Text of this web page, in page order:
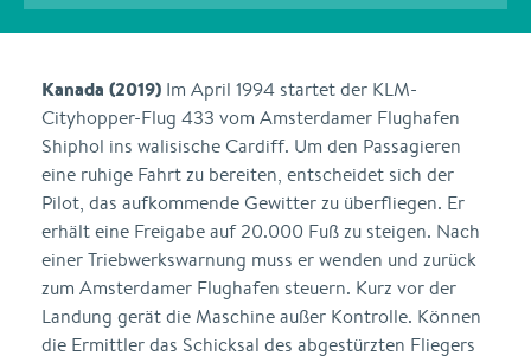
Kanada (2019) Im April 1994 startet der KLM-
Cityhopper-Flug 433 vom Amsterdamer Flughafen
Shiphol ins walisische Cardiff. Um den Passagieren
eine ruhige Fahrt zu bereiten, entscheidet sich der
Pilot, das aufkommende Gewitter zu überfliegen. Er
erhält eine Freigabe auf 20.000 Fuß zu steigen. Nach
einer Triebwerkswarnung muss er wenden und zurück
zum Amsterdamer Flughafen steuern. Kurz vor der
Landung gerät die Maschine außer Kontrolle. Können
die Ermittler das Schicksal des abgestürzten Fliegers